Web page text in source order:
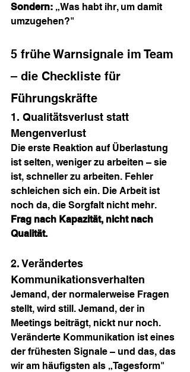
Sondern: „Was habt ihr, um damit
umzugehen?"
5 frühe Warnsignale im Team
– die Checkliste für
Führungskräfte
1. Qualitätsverlust statt
Mengenverlust
Die erste Reaktion auf Überlastung
ist selten, weniger zu arbeiten – sie
ist, schneller zu arbeiten. Fehler
schleichen sich ein. Die Arbeit ist
noch da, die Sorgfalt nicht mehr.
Frag nach Kapazität, nicht nach
Qualität.
2. Verändertes
Kommunikationsverhalten
Jemand, der normalerweise Fragen
stellt, wird still. Jemand, der in
Meetings beiträgt, nickt nur noch.
Veränderte Kommunikation ist eines
der frühesten Signale – und das, das
wir am häufigsten als „Tagesform"